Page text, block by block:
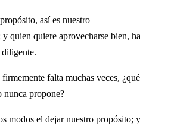
así es nuestro
quien quiere aprovecharse bien, ha
diligente.
falta muchas veces, ¿qué
nunca propone?
modos el dejar nuestro propósito; y